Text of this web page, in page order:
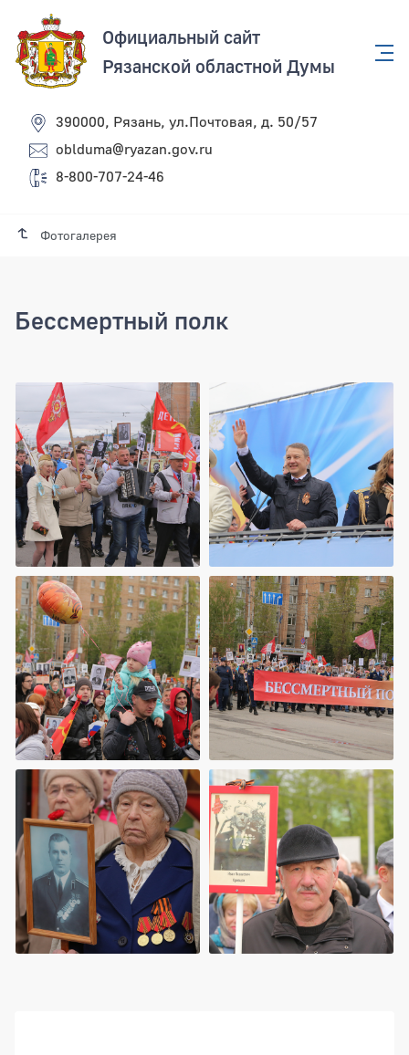
Официальный сайт
Рязанской областной Думы
390000, Рязань, ул.Почтовая, д. 50/57
oblduma@ryazan.gov.ru
8-800-707-24-46
Фотогалерея
Бессмертный полк
Бессмертный полк